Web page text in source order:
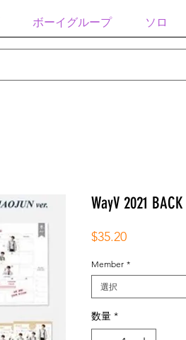
ボーイグループ ソロ
WayV 2021
$35.20価
Member *
選択
数量 *